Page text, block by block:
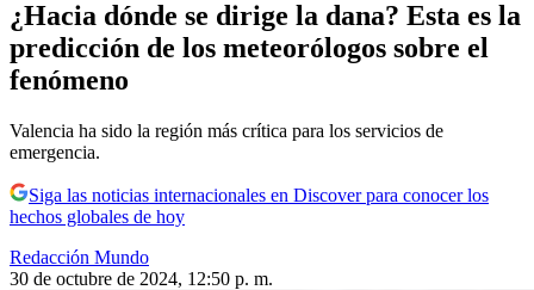
¿Hacia dónde se dirige la dana? Esta es la
predicción de los meteorólogos sobre el
fenómeno
Valencia ha sido la región más crítica para los servicios de
emergencia.
Siga las noticias internacionales en Discover para conocer los
hechos globales de hoy
Redacción Mundo
30 de octubre de 2024, 12:50 p. m.